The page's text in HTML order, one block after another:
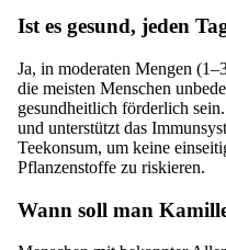
Ist es gesund, jeden
Ja, in moderaten Mengen
die meisten Menschen
gesundheitlich förderlich
und unterstützt das
Teekonsum, um keine
Pflanzenstoffe zu riskieren.
Wann soll man